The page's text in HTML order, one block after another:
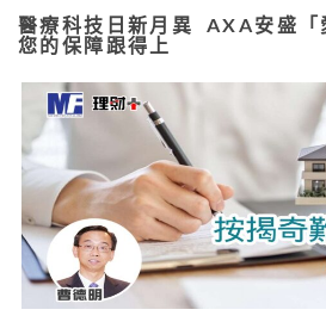
醫療科技日新月異 AXA安盛「
您的保障跟得上